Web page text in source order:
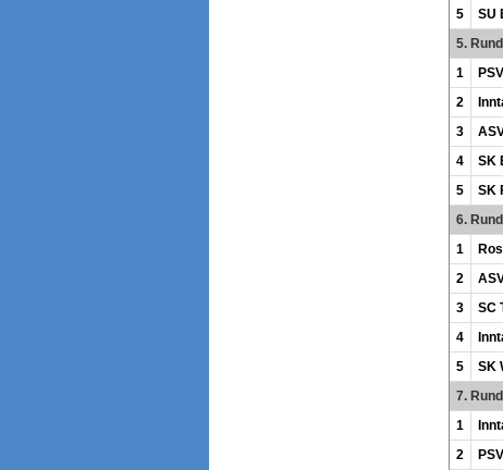
5
SU
5.
1
2
3
4
SK
5
SK
6.
1
2
3
SC
4
5
SK
7.
1
2